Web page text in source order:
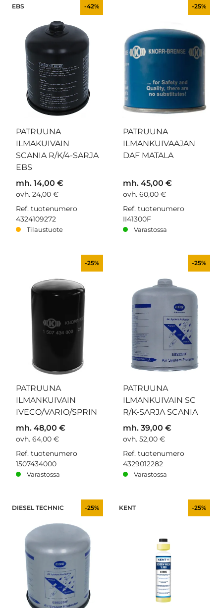
EBS -42%
PATRUUNA
ILMAKUIVAIN
SCANIA R/K/4-SARJA
EBS
mh. 14,00 €
ovh. 24,00 €
Ref. tuotenumero
4324109272
Tilaustuote
-25%
PATRUUNA
ILMANKUIVAAJAN
DAF MATALA
mh. 45,00 €
ovh. 60,00 €
Ref. tuotenumero
II41300F
Varastossa
-25%
PATRUUNA
ILMANKUIVAIN
IVECO/VARIO/SPRIN
mh. 48,00 €
ovh. 64,00 €
Ref. tuotenumero
1507434000
Varastossa
-25%
PATRUUNA
ILMANKUIVAIN SC
R/K-SARJA SCANIA
mh. 39,00 €
ovh. 52,00 €
Ref. tuotenumero
4329012282
Varastossa
DIESEL TECHNIC -25% KENT -25%